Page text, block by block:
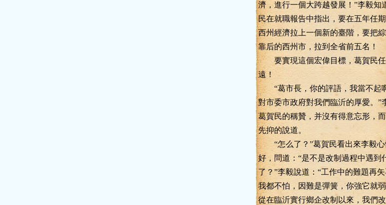
濟，進行一個大跨越發展！”李毅知
民在就職報告中指出，要在五年任
西州經濟拉上一個新的臺階，要把
靠后的西州市，拉到全省前五名！
要實現這個宏偉目標，葛賀民任
遠！
“葛市長，你的評語，我當不起
對市委市政府對我們臨沂的厚愛。”
葛賀民的稱贊，并沒有得意忘形，
先抑的說道。
“怎么了？”葛賀民看出來李毅心
好，問道：“是不是改制過程中遇到
了？”李毅說道：“工作中的難題再矢
我都不怕，因難是彈簧，你強它就
從在臨沂實行鄉企改制以來，我們